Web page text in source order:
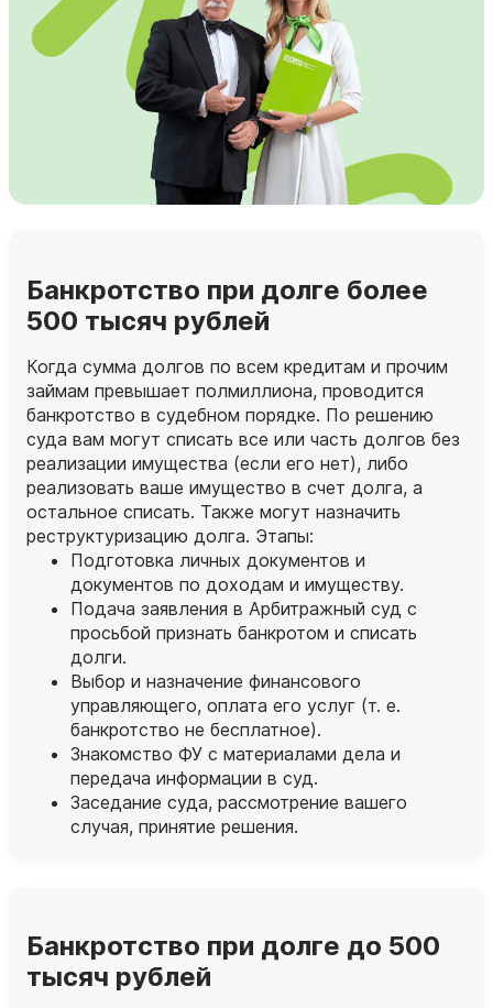
Банкротство при долге более
500 тысяч рублей
Когда сумма долгов по всем кредитам и прочим
займам превышает полмиллиона, проводится
банкротство в судебном порядке. По решению
суда вам могут списать все или часть долгов без
реализации имущества (если его нет), либо
реализовать ваше имущество в счет долга, а
остальное списать. Также могут назначить
реструктуризацию долга. Этапы:
Подготовка личных документов и
документов по доходам и имуществу.
Подача заявления в Арбитражный суд с
просьбой признать банкротом и списать
долги.
Выбор и назначение финансового
управляющего, оплата его услуг (т. е.
банкротство не бесплатное).
Знакомство ФУ с материалами дела и
передача информации в суд.
Заседание суда, рассмотрение вашего
случая, принятие решения.
Банкротство при долге до 500
тысяч рублей